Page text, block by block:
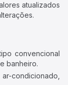
atualizados
convencional
banheiro.
condicionado,